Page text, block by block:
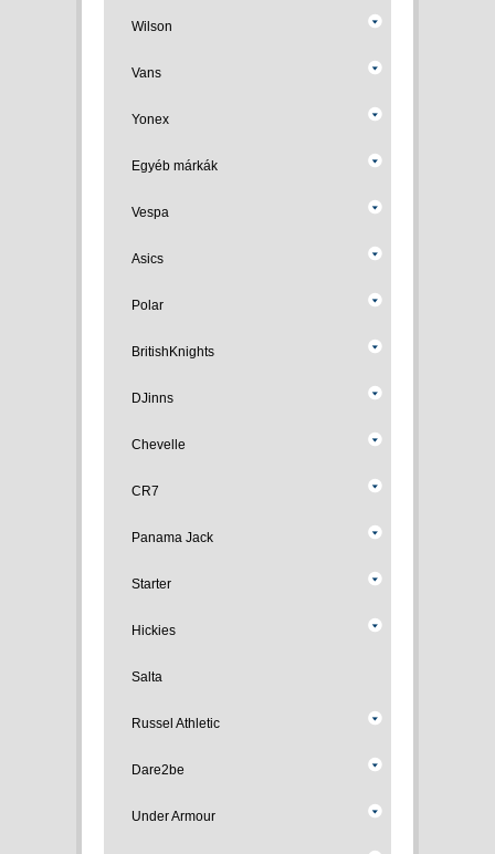
Wilson
Vans
Yonex
Egyéb márkák
Vespa
Asics
Polar
BritishKnights
DJinns
Chevelle
CR7
Panama Jack
Starter
Hickies
Salta
Russel Athletic
Dare2be
Under Armour